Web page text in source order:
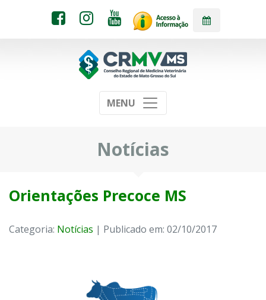
MENU
Notícias
Orientações Precoce MS
Categoria: Notícias | Publicado em: 02/10/2017